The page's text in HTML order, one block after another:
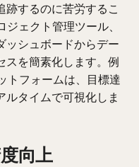
跡するのに苦労するこ
ェクト管理ツール、
ッシュボードからデー
スを簡素化します。例
トフォームは、目標達
タイムで可視化しま
向上